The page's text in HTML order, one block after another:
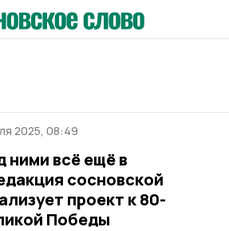
2025, 08:49
ними всё ещё в
сосновской
проект к 80-
Победы